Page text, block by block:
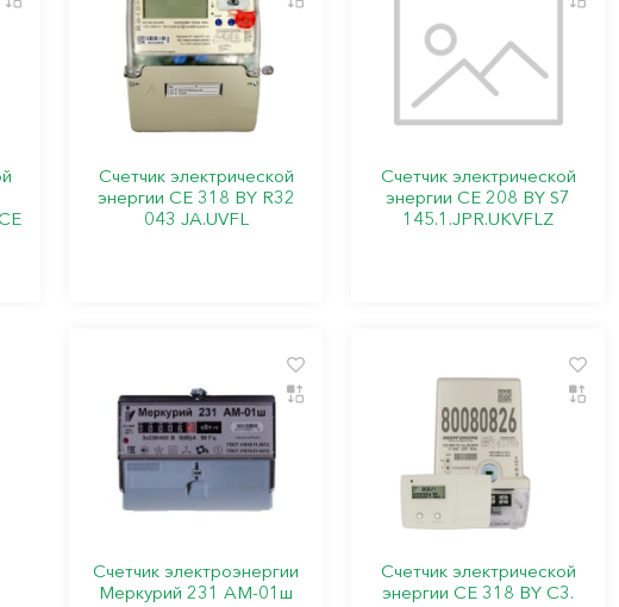
Счетчик электрической
энергии СЕ 318 BY R32
043 JA.UVFL
Счетчик электрической
энергии СЕ 208 BY S7
145.1.JPR.UKVFLZ
Счетчик электроэнергии
Меркурий 231 AM-01ш
Счетчик электрической
энергии СЕ 318 BY C3.